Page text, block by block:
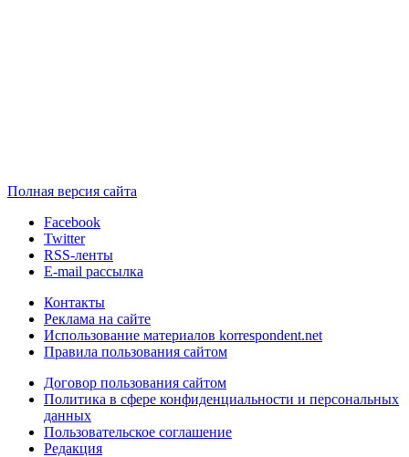
Полная версия сайта
Facebook
Twitter
RSS-ленты
E-mail рассылка
Контакты
Реклама на сайте
Использование материалов korrespondent.net
Правила пользования сайтом
Договор пользования сайтом
Политика в сфере конфиденциальности и персональных
данных
Пользовательское соглашение
Редакция